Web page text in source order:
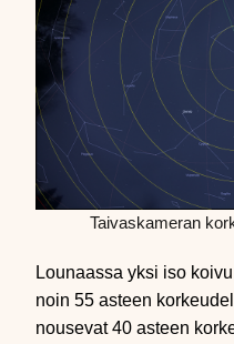
Taivaskameran
Lounaassa yksi iso
noin 55 asteen
nousevat 40 asteen